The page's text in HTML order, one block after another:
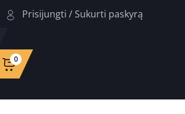
Prisijungti / Sukurti paskyrą
0